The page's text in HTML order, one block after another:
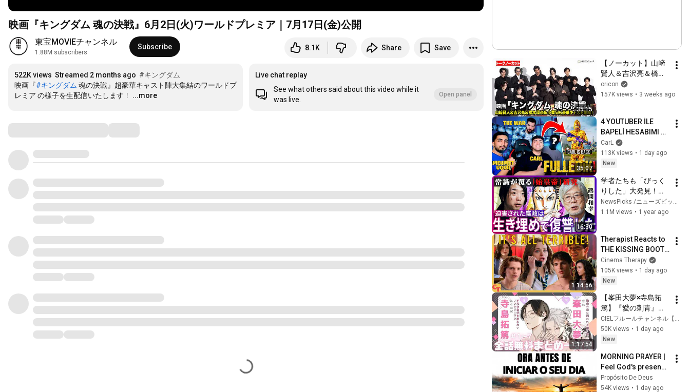
映画『キングダム 魂の決戦』6月2日(火)ワールドプレミア｜7月17日(金)公開
東宝MOVIEチャンネル
1.88M subscribers
Subscribe 8.1K Share Save
522K views Streamed 2 months ago #キングダム
映画『#キングダム 魂の決戦』超豪華キャスト陣大集結のワールドプ
レミア の様子を生配信いたします！
…
...more
Live chat replay
See what others said about this video while it
was live.
Open panel
35:15
【ノーカット】山﨑
賢人＆吉沢亮＆橋本
環奈＆小栗旬ら『キ
ングダム』豪華キャ
初日舞台挨拶
oricon
157K views • 3 weeks ago
35:07
4 YOUTUBER İLE
BAPELİ HESABIMI
FULLEDİK!
CarL
113K views • 1 day ago
New
16:30
学者たちも「びっく
りした」大発見！
『キングダム』監修
した“始皇帝研究”の
謎、『不老不死』薬
を求めた新証拠、“ハ
イブリッドラクダ”と
兵馬俑、嬴政の真実
とは【落合陽一】
1.1M views • 1 year ago
1:14:56
Therapist Reacts to
THE KISSING BOOTH
2
Cinema Therapy
105K views • 1 day ago
New
1:17:54
【峯田大夢×寺島拓
篤】『愛の刺青』全
話まとめ #リーマン
#メガネ受け #bl
CIELフルールチャンネル【全話無料BLボイスコミック更新中】
50K views • 1 day ago
New
MORNING PRAYER |
Feel God's presence
before starting your
day
Propósito De Deus
54K views • 1 day ago